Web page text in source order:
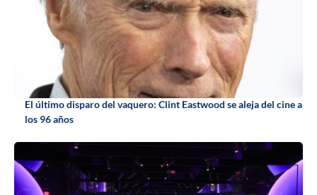
El último disparo del vaquero: Clint Eastwood se aleja del cine a
los 96 años